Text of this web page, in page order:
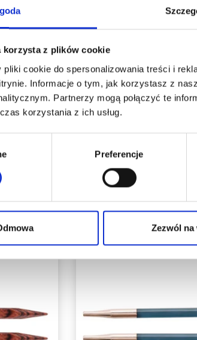
korzysta z plików cookie
cookie do spersonalizowania treści i
Informacje o tym, jak korzystasz z
Partnerzy mogą połączyć te
korzystania z ich usług.
Preferencje
Zezwól na
JÄRBO
36,90